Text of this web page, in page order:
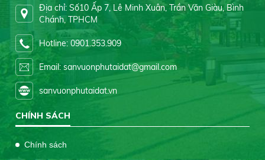
Địa chỉ: Số10 Ấp 7, Lê Minh Xuân, Trần Văn Giàu, Bình
Chánh, TPHCM
Hotline: 0901.353.909
Email: sanvuonphutaidat@gmail.com
sanvuonphutaidat.vn
CHÍNH SÁCH
Chính sách